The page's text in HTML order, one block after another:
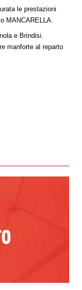
le prestazioni
MANCARELLA.
e Brindisi.
manforte al reparto